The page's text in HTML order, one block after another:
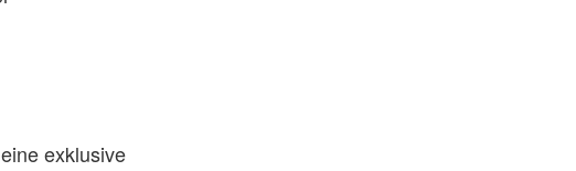
exklusive